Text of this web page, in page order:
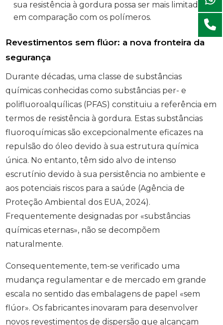
sua resistência à gordura possa ser mais limitada
em comparação com os polímeros.
Revestimentos sem flúor: a nova fronteira da
segurança
Durante décadas, uma classe de substâncias
químicas conhecidas como substâncias per- e
polifluoroalquílicas (PFAS) constituiu a referência em
termos de resistência à gordura. Estas substâncias
fluoroquímicas são excepcionalmente eficazes na
repulsão do óleo devido à sua estrutura química
única. No entanto, têm sido alvo de intenso
escrutínio devido à sua persistência no ambiente e
aos potenciais riscos para a saúde (Agência de
Proteção Ambiental dos EUA, 2024).
Frequentemente designadas por «substâncias
químicas eternas», não se decompõem
naturalmente.
Consequentemente, tem-se verificado uma
mudança regulamentar e de mercado em grande
escala no sentido das embalagens de papel «sem
flúor». Os fabricantes inovaram para desenvolver
novos revestimentos de dispersão que alcançam